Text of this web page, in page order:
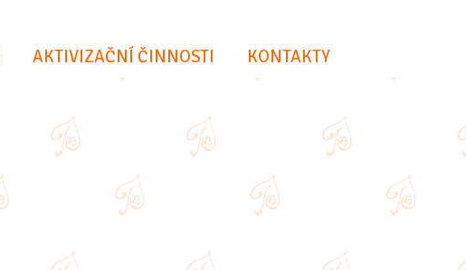
AKTIVIZAČNÍ ČINNOSTI KONTAKTY